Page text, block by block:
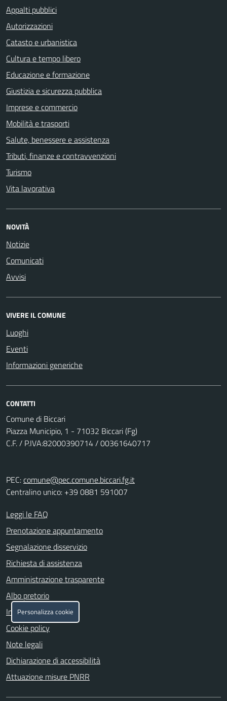
Appalti pubblici
Autorizzazioni
Catasto e urbanistica
Cultura e tempo libero
Educazione e formazione
Giustizia e sicurezza pubblica
Imprese e commercio
Mobilità e trasporti
Salute, benessere e assistenza
Tributi, finanze e contravvenzioni
Turismo
Vita lavorativa
NOVITÀ
Notizie
Comunicati
Avvisi
VIVERE IL COMUNE
Luoghi
Eventi
Informazioni generiche
CONTATTI
Comune di Biccari
Piazza Municipio, 1 - 71032 Biccari (Fg)
C.F. / P.IVA:82000390714 / 00361640717
PEC:comune@pec.comune.biccari.fg.it
Centralino unico: +39 0881 591007
Leggi le FAQ
Prenotazione appuntamento
Segnalazione disservizio
Richiesta di assistenza
Amministrazione trasparente
Albo pretorio
Informativa privacy
Cookie policy
Note legali
Dichiarazione di accessibilità
Attuazione misure PNRR
Personalizza cookie